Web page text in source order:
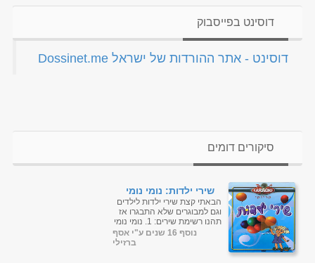
דוסינט בפייסבוק
‏דוסינט - אתר ההורדות של ישראל Dossinet.me‏
סיקורים דומים
שירי ילדות: נומי נומי
ועוד...
הבאתי קצת שירי ילדות לילדים
וגם למבוגרים שלא התבגרו אז
תהנו רשימת שירים: 1. נומי נומי
2. אבא ונועה 3. ירח 4. האיש
נוסף 16 שנים ע"י אסף
ברזילי